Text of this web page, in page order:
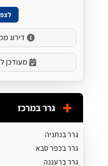
דירוג ממוצע 4.6 לפי
מעודכן
גרר במרכז
גרר בנתניה
גרר בכפר סבא
גרר ברעננה